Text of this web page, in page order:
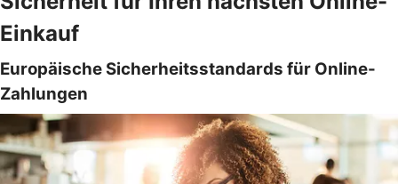
Einkauf
Europäische Sicherheitsstandards für Online-
Zahlungen